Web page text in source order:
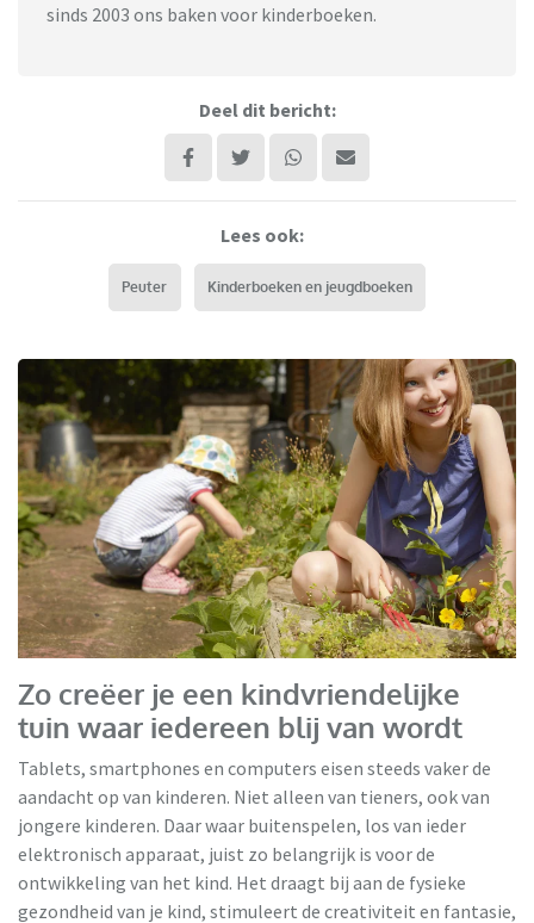
sinds 2003 ons baken voor kinderboeken.
Deel dit bericht:
Lees ook:
Peuter Kinderboeken en jeugdboeken
VidaXL
Zo creëer je een kindvriendelijke
tuin waar iedereen blij van wordt
Tablets, smartphones en computers eisen steeds vaker de
aandacht op van kinderen. Niet alleen van tieners, ook van
jongere kinderen. Daar waar buitenspelen, los van ieder
elektronisch apparaat, juist zo belangrijk is voor de
ontwikkeling van het kind. Het draagt bij aan de fysieke
gezondheid van je kind, stimuleert de creativiteit en fantasie,